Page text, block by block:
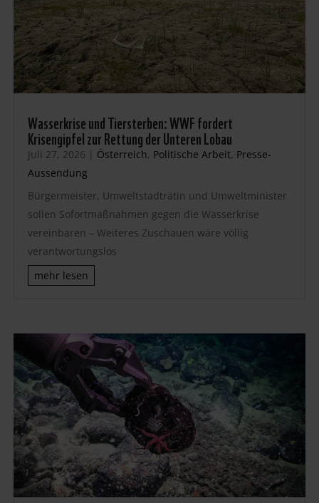
Wasserkrise und Tiersterben: WWF fordert
Krisengipfel zur Rettung der Unteren Lobau
Juli 27, 2026 | Österreich, Politische Arbeit, Presse-
Aussendung
Bürgermeister, Umweltstadträtin und Umweltminister
sollen Sofortmaßnahmen gegen die Wasserkrise
vereinbaren – Weiteres Zuschauen wäre völlig
verantwortungslos
mehr lesen